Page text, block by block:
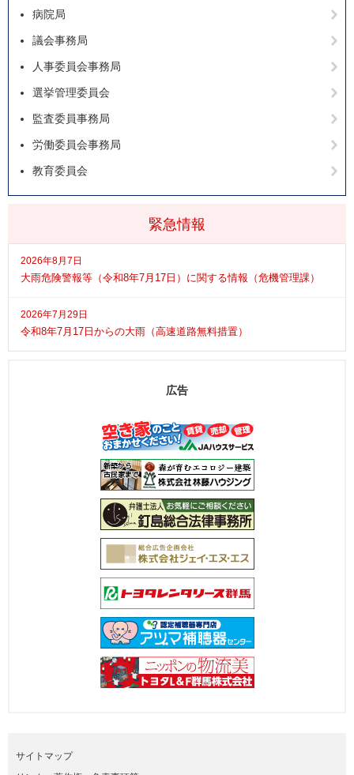
緊急情報
2026年8月7日
大雨危険警報等（令和8年7月17日）に関する情報（危機管理課）
2026年7月29日
令和8年7月17日からの大雨（高速道路無料措置）
病院局
議会事務局
人事委員会事務局
選挙管理委員会
監査委員事務局
労働委員会事務局
教育委員会
広告
サイトマップ